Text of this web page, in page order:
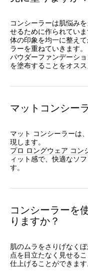
コンシーラーは肌悩み
せるために作られてい
体の印象を均一に整え
ラーを重ねていきます。
パウダーファンデーシ
を塗布することをオスス
マットコンシー
マット コンシーラーは
現します。
プロ ロングウェア コン
ィット感で、快適なソ
す。
コンシーラーを
りますか？
肌のムラをさりげなく
点を目立たなく見せる
仕上げることができます